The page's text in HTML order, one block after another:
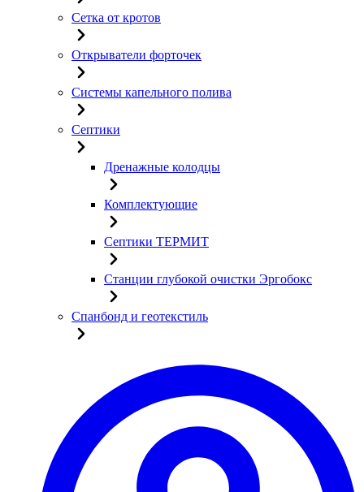
Сетка от кротов
Открыватели форточек
Системы капельного полива
Септики
Дренажные колодцы
Комплектующие
Септики ТЕРМИТ
Станции глубокой очистки Эргобокс
Спанбонд и геотекстиль